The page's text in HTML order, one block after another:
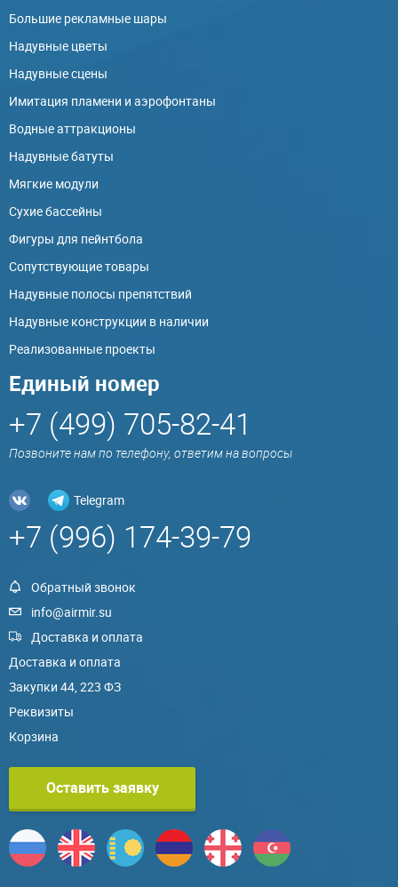
Большие рекламные шары
Надувные цветы
Надувные сцены
Имитация пламени и аэрофонтаны
Водные аттракционы
Надувные батуты
Мягкие модули
Сухие бассейны
Фигуры для пейнтбола
Сопутствующие товары
Надувные полосы препятствий
Надувные конструкции в наличии
Реализованные проекты
Единый номер
+7 (499) 705-82-41
Позвоните нам по телефону, ответим на вопросы
Telegram
+7 (996) 174-39-79
Обратный звонок
info@airmir.su
Доставка и оплата
Доставка и оплата
Закупки 44, 223 ФЗ
Реквизиты
Корзина
Оставить заявку